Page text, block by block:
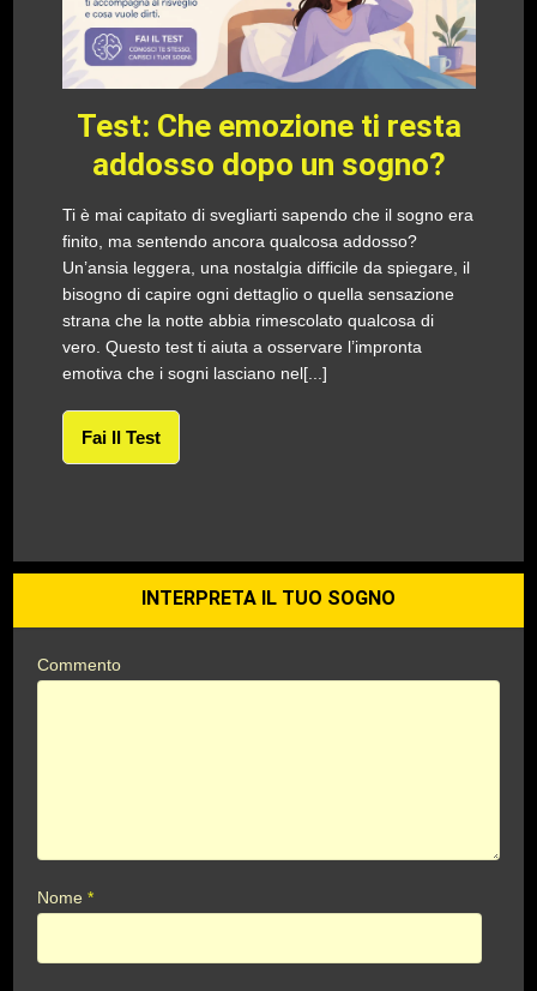
Test: Che emozione ti resta
addosso dopo un sogno?
Ti è mai capitato di svegliarti sapendo che il sogno era
finito, ma sentendo ancora qualcosa addosso?
Un’ansia leggera, una nostalgia difficile da spiegare, il
bisogno di capire ogni dettaglio o quella sensazione
strana che la notte abbia rimescolato qualcosa di
vero. Questo test ti aiuta a osservare l’impronta
emotiva che i sogni lasciano nel[...]
Fai Il Test
INTERPRETA IL TUO SOGNO
Commento
Nome*